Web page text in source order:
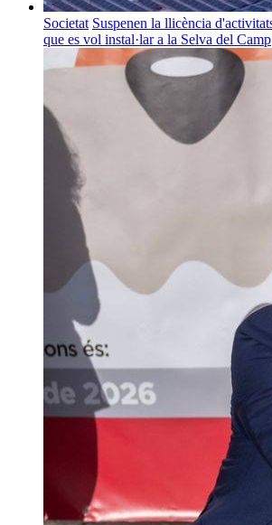
Societat Suspenen la llicència
que es vol instal·lar a la Selva del Camp